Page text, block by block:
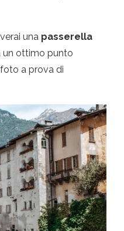
una passerella
un ottimo punto
a prova di